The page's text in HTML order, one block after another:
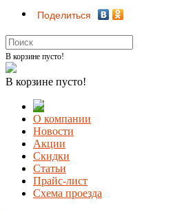
Поделиться
В корзине пусто!
В корзине пусто!
О компании
Новости
Акции
Скидки
Статьи
Прайс-лист
Схема проезда